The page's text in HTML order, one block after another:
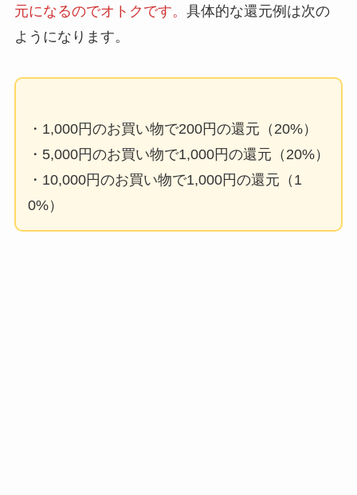
元になるのでオトクです。 具体的な還元例は次の
ようになります。
・1,000円のお買い物で200円の還元（20%）
・5,000円のお買い物で1,000円の還元（20%）
・10,000円のお買い物で1,000円の還元（1
0%）